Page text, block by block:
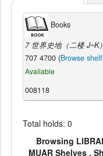
Books
7 世界史地（二楼 J~K）
707 4700 (Browse shelf
Available
008118
Total holds: 0
Browsing
MUAR Shelves ,